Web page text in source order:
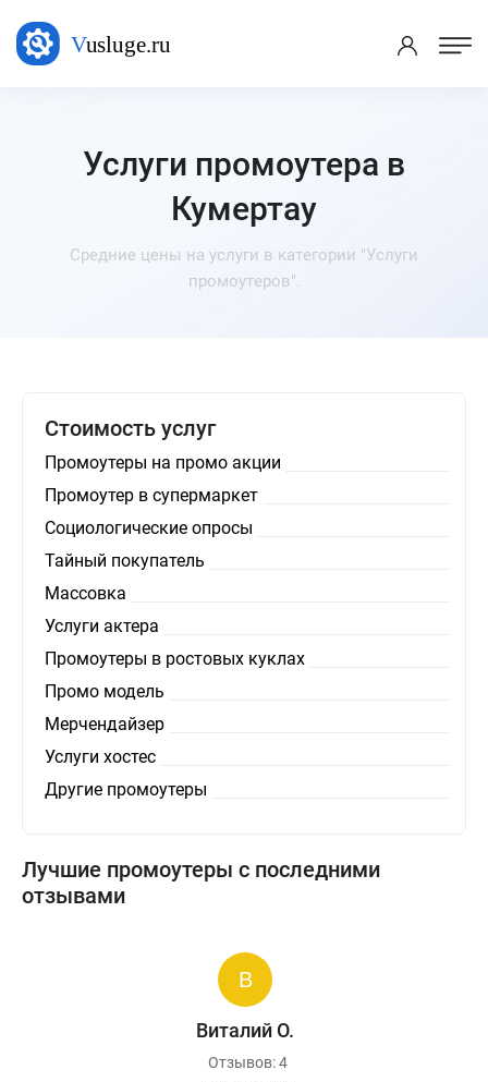
Услуги промоутера в
Кумертау
Средние цены на услуги в категории "Услуги
промоутеров".
Стоимость услуг
Промоутеры на промо акции
Промоутер в супермаркет
Социологические опросы
Тайный покупатель
Массовка
Услуги актера
Промоутеры в ростовых куклах
Промо модель
Мерчендайзер
Услуги хостес
Другие промоутеры
Лучшие промоутеры с последними
отзывами
Виталий О.
Отзывов: 4